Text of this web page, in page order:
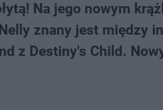
Na jego nowym
znany jest między
z Destiny's Child.